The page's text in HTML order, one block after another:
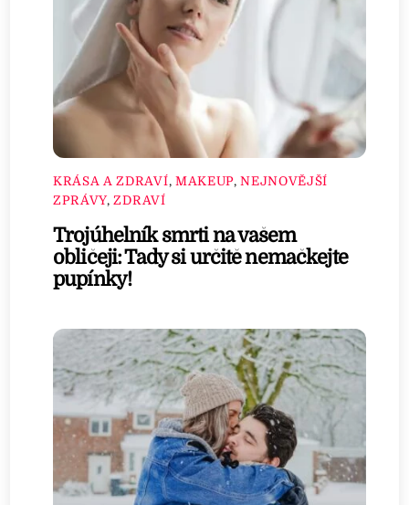
KRÁSA A ZDRAVÍ, MAKEUP,NEJNOVĚJŠÍ
ZPRÁVY,ZDRAVÍ
Trojúhelník smrti na vašem
obličeji: Tady si určitě nemačkejte
pupínky!